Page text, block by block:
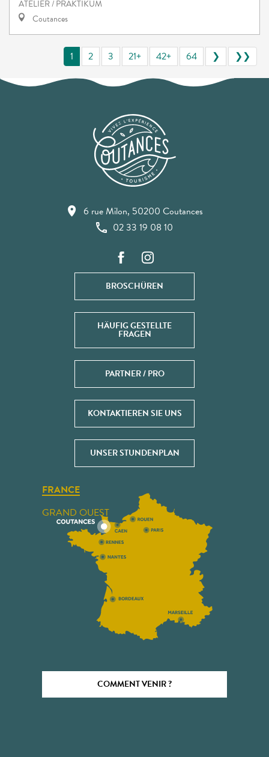
ATELIER / PRAKTIKUM
Coutances
1 2 3 21+ 42+ 64 ❯ ❯❯
6 rue Milon, 50200 Coutances
02 33 19 08 10
BROSCHÜREN
HÄUFIG GESTELLTE
FRAGEN
PARTNER / PRO
KONTAKTIEREN SIE UNS
UNSER STUNDENPLAN
FRANCE
GRAND OUEST
COMMENT VENIR ?